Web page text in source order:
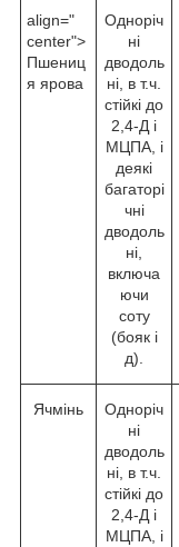
align="
center">
Пшениц
я ярова
Одноріч
ні
дводоль
ні, в т.ч.
стійкі до
2,4-Д і
МЦПА, і
деякі
багаторі
чні
дводоль
ні,
включа
ючи
соту
(бояк і
д).
Ячмінь
Одноріч
ні
дводоль
ні, в т.ч.
стійкі до
2,4-Д і
МЦПА, і